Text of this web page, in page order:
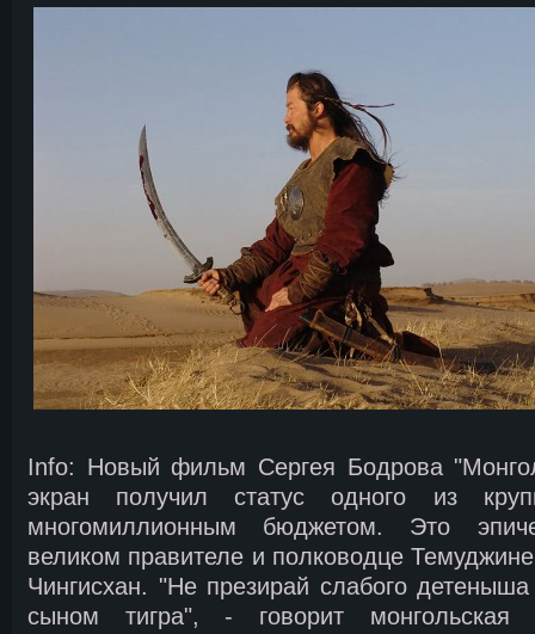
Info: Новый фильм Сергея Бодрова
экран получил статус одного из
многомиллионным бюджетом. Это
великом правителе и полководце
Чингисхан. "Не презирай слабого
сыном тигра", - говорит монгольская